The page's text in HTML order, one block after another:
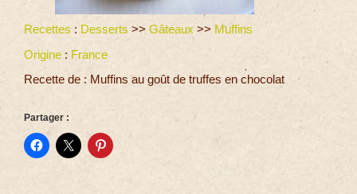
Recettes : Desserts >> Gâteaux >> Muffins
Origine : France
Recette de : Muffins au goût de truffes en chocolat
Partager :